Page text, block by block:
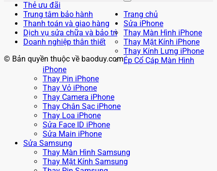
Thẻ ưu đãi
Trung tâm bảo hành
Thanh toán và giao hàng
Dịch vụ sửa chữa và bảo trì
Doanh nghiệp thân thiết
© Bản quyền thuộc về baoduy.com
Trang chủ
Sửa iPhone
Thay Màn Hình iPhone
Thay Mặt Kính iPhone
Thay Kính Lưng iPhone
Ép Cổ Cáp Màn Hình
iPhone
Thay Pin iPhone
Thay Vỏ iPhone
Thay Camera iPhone
Thay Chân Sạc iPhone
Thay Loa iPhone
Sửa Face ID iPhone
Sửa Main iPhone
Sửa Samsung
Thay Màn Hình Samsung
Thay Mặt Kính Samsung